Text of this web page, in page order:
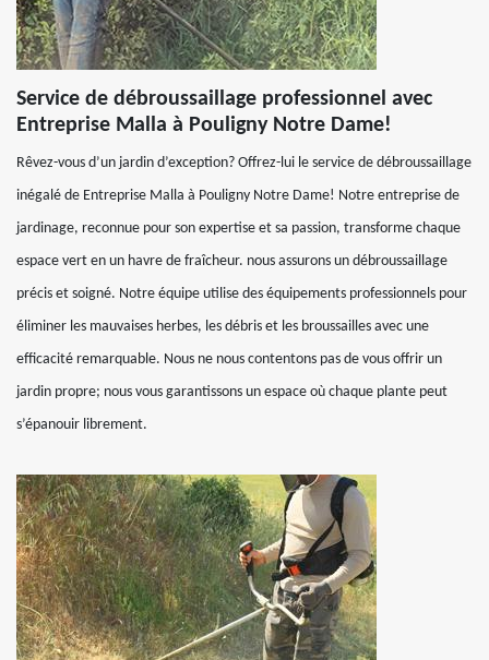
Service de débroussaillage professionnel avec
Entreprise Malla à Pouligny Notre Dame!
Rêvez-vous d’un jardin d’exception? Offrez-lui le service de débroussaillage
inégalé de Entreprise Malla à Pouligny Notre Dame! Notre entreprise de
jardinage, reconnue pour son expertise et sa passion, transforme chaque
espace vert en un havre de fraîcheur. nous assurons un débroussaillage
précis et soigné. Notre équipe utilise des équipements professionnels pour
éliminer les mauvaises herbes, les débris et les broussailles avec une
efficacité remarquable. Nous ne nous contentons pas de vous offrir un
jardin propre; nous vous garantissons un espace où chaque plante peut
s’épanouir librement.